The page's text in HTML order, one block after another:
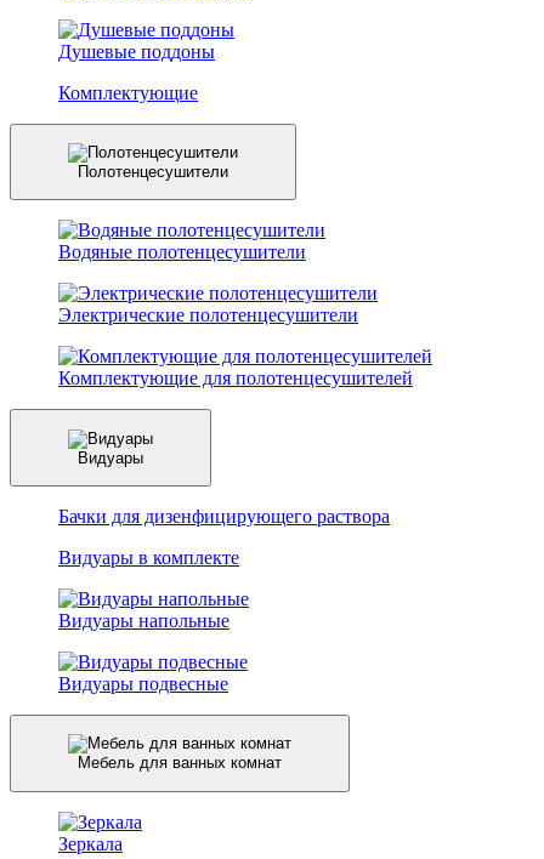
Душевые поддоны
Комплектующие
Полотенцесушители
Водяные полотенцесушители
Электрические полотенцесушители
Комплектующие для полотенцесушителей
Видуары
Бачки для дизенфицирующего раствора
Видуары в комплекте
Видуары напольные
Видуары подвесные
Мебель для ванных комнат
Зеркала